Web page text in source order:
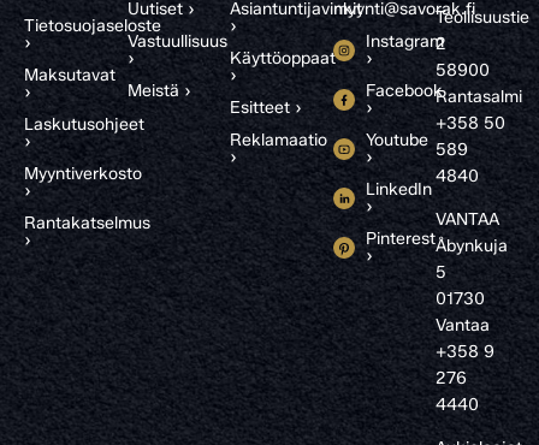
Tietosuojaseloste
›
Maksutavat
›
Laskutusohjeet
›
Myyntiverkosto
›
Rantakatselmus
›
Uutiset ›
Vastuullisuus
›
Meistä ›
Asiantuntijavinkit
›
Käyttöoppaat
›
Esitteet ›
Reklamaatio
›
myynti@savorak.fi
Instagram
›
Facebook
›
Youtube
›
LinkedIn
›
Pinterest
›
Teollisuustie
2
58900
Rantasalmi
+358 50
589
4840
VANTAA
Åbynkuja
5
01730
Vantaa
+358 9
276
4440